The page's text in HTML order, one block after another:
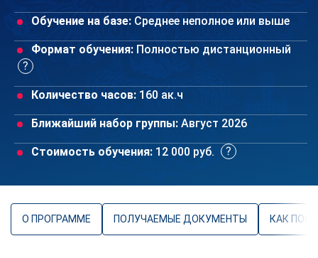
Обучение на базе: Среднее неполное или выше
Формат обучения: Полностью дистанционный
Количество часов: 160 ак.ч
Ближайший набор группы: Август 2026
Стоимость обучения: 12 000 руб.
О ПРОГРАММЕ ПОЛУЧАЕМЫЕ ДОКУМЕНТЫ КАК